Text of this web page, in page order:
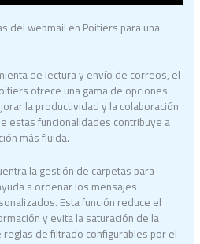
del webmail en Poitiers para una
de lectura y envío de correos, el
ofrece una gama de opciones
la productividad y la colaboración
estas funcionalidades contribuye a
más fluida.
la gestión de carpetas para
a ordenar los mensajes
Esta función reduce el
y evita la saturación de la
de filtrado configurables por el